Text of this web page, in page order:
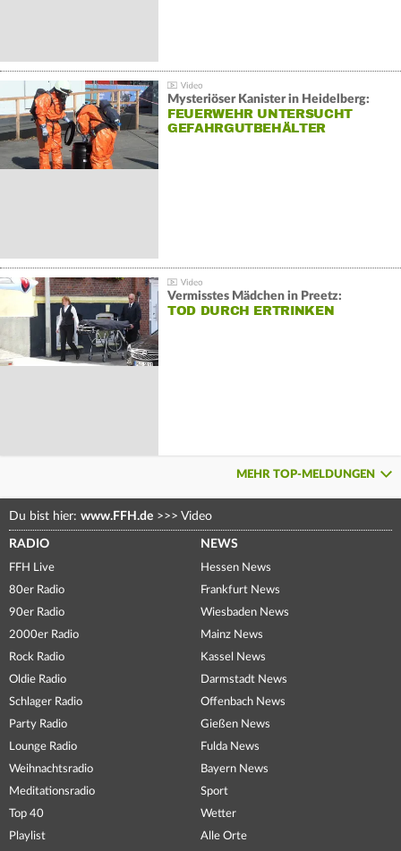
Mysteriöser Kanister in Heidelberg:
FEUERWEHR UNTERSUCHT
GEFAHRGUTBEHÄLTER
Vermisstes Mädchen in Preetz:
TOD DURCH ERTRINKEN
MEHR TOP-MELDUNGEN
Du bist hier: www.FFH.de >>> Video
RADIO
FFH Live
80er Radio
90er Radio
2000er Radio
Rock Radio
Oldie Radio
Schlager Radio
Party Radio
Lounge Radio
Weihnachtsradio
Meditationsradio
Top 40
Playlist
NEWS
Hessen News
Frankfurt News
Wiesbaden News
Mainz News
Kassel News
Darmstadt News
Offenbach News
Gießen News
Fulda News
Bayern News
Sport
Wetter
Alle Orte